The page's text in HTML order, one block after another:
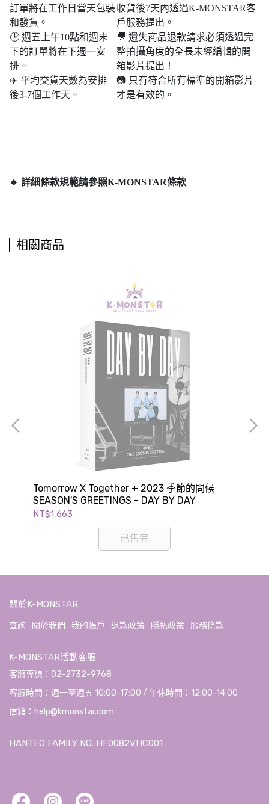
訂單將在工作日當天包裝
和發貨。
🕒 週五上午10點和週末​​
下的訂單將在下週一安
排。
✈️ 平均交貨天數為安排
後3-7個工作天。
收貨後7天內透過K-MONSTAR客
戶服務提出。
🎥 遺失商品退款請求必須透過完
整拍攝角度的全長未經編輯的開
箱影片提出！
📷 只有符合所有標準的開箱影片
才是有效的。
🔸 詳細條款規範請參照K-MONSTAR條款
相關商品
Tomorrow X Together + 2023 季節的問候
SEASON'S GREETINGS - DAY BY DAY
NT$1,663
已售完
關於K-MONSTAR
查詢 關於我們 我的帳戶 退款政策 隱私政策 服務條款
K-MONSTAR活動客服
客服專線：02-2732-9768
客服時間：週一至週五 10:00-17:00 / 午休時間：12:00-14:00
信箱：help@kmonstar.com
HANTEO FAMILY NO. HF0082VHC001